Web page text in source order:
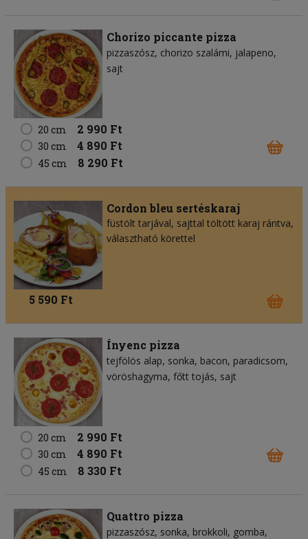
Chorizo piccante pizza
pizzaszósz chorizo szalámi jalapeno
sajt
20 cm 2 990 Ft
30 cm 4 890 Ft
45 cm 8 290 Ft
Cordon bleu sertéskaraj
füstölt tarjával, sajttal töltött karaj rántva,
választható körettel
5 590 Ft
Ínyenc pizza
tejfölös alap sonka bacon paradicsom
vöröshagyma főtt tojás sajt
20 cm 2 990 Ft
30 cm 4 890 Ft
45 cm 8 330 Ft
Quattro pizza
pizzaszósz sonka brokkoli gomba